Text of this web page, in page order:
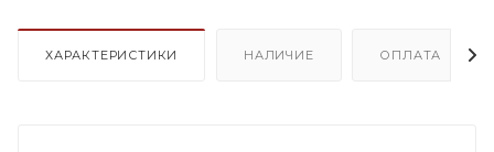
ХАРАКТЕРИСТИКИ НАЛИЧИЕ ОПЛАТА